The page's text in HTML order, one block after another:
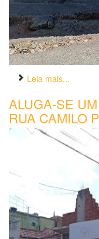
Leia mais...
ALUGA-SE
RUA CAMILO